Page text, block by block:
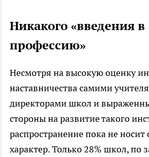
Никакого «введения в
профессию»
Несмотря на высокую оценку
наставничества самими
директорами школ и
стороны на развитие такого
распространение пока не
характер. Только 28% школ, по